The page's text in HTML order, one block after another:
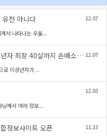
전 아니다
12.07
서 나타나는 우울...
[한겨레신문] 성범죄 피해 입은 미성년자 최장 40살까지 손배소 가능 12.07
로 미성년자가 ...
12.03
께서 여러 정보...
정보사이트 오픈 11.23